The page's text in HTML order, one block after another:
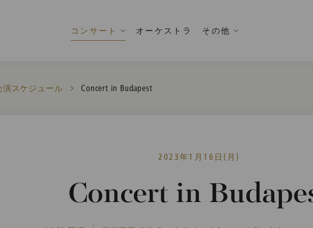
コンサート オーケストラ その他
演スケジュール Current:
Concert in Budapest
2023年1月16日(月)
Concert in